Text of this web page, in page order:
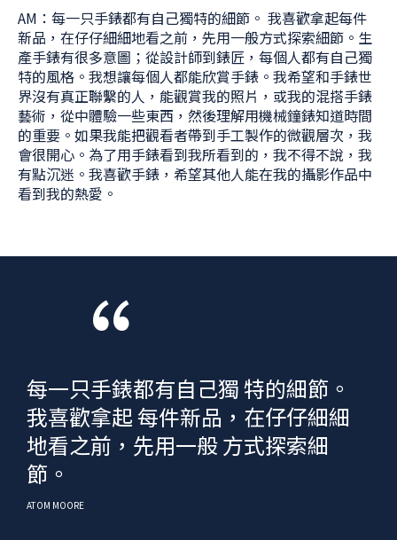
AM：每一只手錶都有自己獨特的細節。 我喜歡拿起每件
新品，在仔仔細細地看之前，先用一般方式探索細節。生
產手錶有很多意圖；從設計師到錶匠，每個人都有自己獨
特的風格。我想讓每個人都能欣賞手錶。我希望和手錶世
界沒有真正聯繫的人，能觀賞我的照片，或我的混搭手錶
藝術，從中體驗一些東西，然後理解用機械鐘錶知道時間
的重要。如果我能把觀看者帶到手工製作的微觀層次，我
會很開心。為了用手錶看到我所看到的，我不得不說，我
有點沉迷。我喜歡手錶，希望其他人能在我的攝影作品中
看到我的熱愛。
“
每一只手錶都有自己獨 特的細節。
我喜歡拿起 每件新品，在仔仔細細
地看之前，先用一般 方式探索細
節。
ATOM MOORE